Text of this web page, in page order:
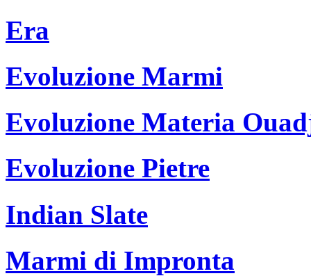
Era
Evoluzione Marmi
Evoluzione Materia
Evoluzione Pietre
Indian Slate
Marmi di Impronta